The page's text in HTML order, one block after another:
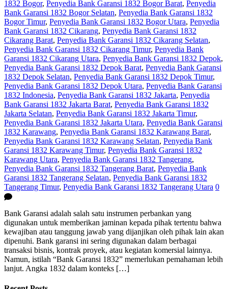
1832 Bogor, Penyedia Bank Garansi 1832 Bogor Barat, Penyedia
Bank Garansi 1832 Bogor Selatan, Penyedia Bank Garansi 1832
Bogor Timur, Penyedia Bank Garansi 1832 Bogor Utara, Penyedia
Bank Garansi 1832 Cikarang, Penyedia Bank Garansi 1832
Cikarang Barat, Penyedia Bank Garansi 1832 Cikarang Selatan,
Penyedia Bank Garansi 1832 Cikarang Timur, Penyedia Bank
Garansi 1832 Cikarang Utara, Penyedia Bank Garansi 1832 Depok,
Penyedia Bank Garansi 1832 Depok Barat, Penyedia Bank Garansi
1832 Depok Selatan, Penyedia Bank Garansi 1832 Depok Timur,
Penyedia Bank Garansi 1832 Depok Utara, Penyedia Bank Garansi
1832 Indonesia, Penyedia Bank Garansi 1832 Jakarta, Penyedia
Bank Garansi 1832 Jakarta Barat, Penyedia Bank Garansi 1832
Jakarta Selatan, Penyedia Bank Garansi 1832 Jakarta Timur,
Penyedia Bank Garansi 1832 Jakarta Utara, Penyedia Bank Garansi
1832 Karawang, Penyedia Bank Garansi 1832 Karawang Barat,
Penyedia Bank Garansi 1832 Karawang Selatan, Penyedia Bank
Garansi 1832 Karawang Timur, Penyedia Bank Garansi 1832
Karawang Utara, Penyedia Bank Garansi 1832 Tangerang,
Penyedia Bank Garansi 1832 Tangerang Barat, Penyedia Bank
Garansi 1832 Tangerang Selatan, Penyedia Bank Garansi 1832
Tangerang Timur, Penyedia Bank Garansi 1832 Tangerang Utara 0
Bank Garansi adalah salah satu instrumen perbankan yang
digunakan untuk memberikan jaminan kepada pihak tertentu bahwa
kewajiban atau tanggung jawab yang dijanjikan oleh pihak lain akan
dipenuhi. Bank garansi ini sering digunakan dalam berbagai
transaksi bisnis, kontrak proyek, atau kegiatan komersial lainnya.
Namun, istilah “Bank Garansi 1832” memerlukan pemahaman lebih
lanjut. Angka 1832 dalam konteks […]